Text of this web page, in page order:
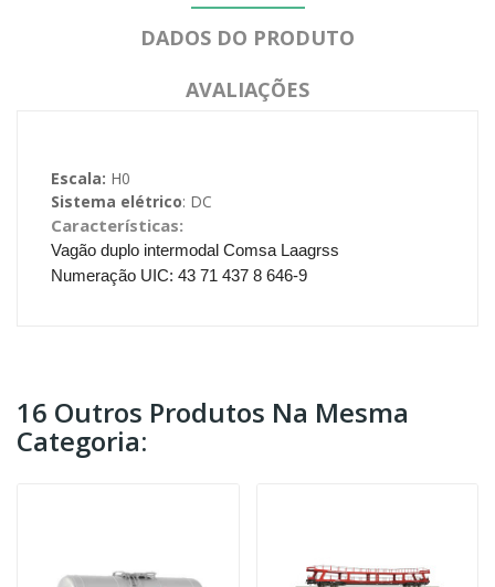
DADOS DO PRODUTO
AVALIAÇÕES
Escala: H0
Sistema elétrico: DC
Características:
Vagão duplo intermodal Comsa Laagrss
Numeração UIC: 43 71 437 8 646-9
16 Outros Produtos Na Mesma
Categoria: